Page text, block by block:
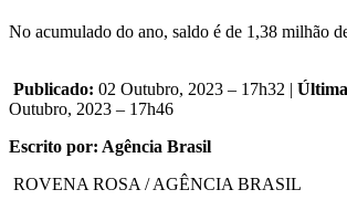
No acumulado do ano, saldo é de 1,38 milhão
Publicado: 02 Outubro, 2023 – 17h32 |
Outubro, 2023 – 17h46
Escrito por: Agência Brasil
ROVENA ROSA / AGÊNCIA BRASIL